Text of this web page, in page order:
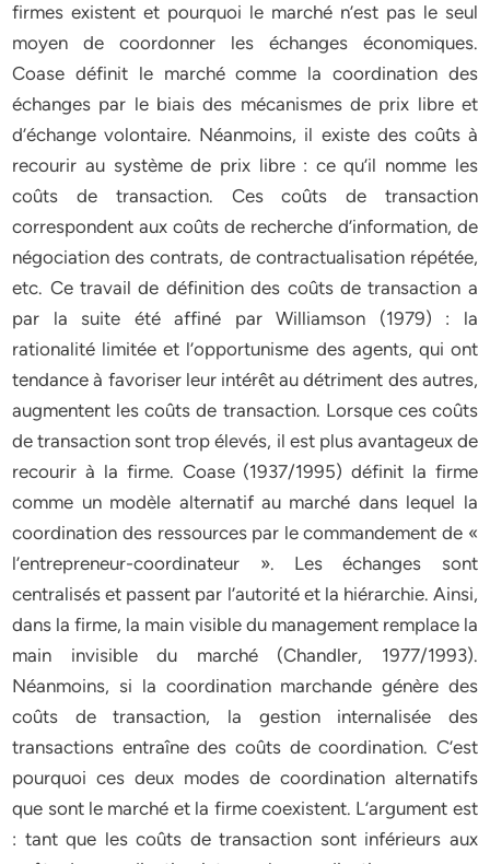
firmes existent et pourquoi le marché n’est pas le seul
moyen de coordonner les échanges économiques.
Coase définit le marché comme la coordination des
échanges par le biais des mécanismes de prix libre et
d’échange volontaire. Néanmoins, il existe des coûts à
recourir au système de prix libre : ce qu’il nomme les
coûts de transaction. Ces coûts de transaction
correspondent aux coûts de recherche d’information, de
négociation des contrats, de contractualisation répétée,
etc. Ce travail de définition des coûts de transaction a
par la suite été affiné par Williamson (1979) : la
rationalité limitée et l’opportunisme des agents, qui ont
tendance à favoriser leur intérêt au détriment des autres,
augmentent les coûts de transaction. Lorsque ces coûts
de transaction sont trop élevés, il est plus avantageux de
recourir à la firme. Coase (1937/1995) définit la firme
comme un modèle alternatif au marché dans lequel la
coordination des ressources par le commandement de «
l’entrepreneur-coordinateur ». Les échanges sont
centralisés et passent par l’autorité et la hiérarchie. Ainsi,
dans la firme, la main visible du management remplace la
main invisible du marché (Chandler, 1977/1993).
Néanmoins, si la coordination marchande génère des
coûts de transaction, la gestion internalisée des
transactions entraîne des coûts de coordination. C’est
pourquoi ces deux modes de coordination alternatifs
que sont le marché et la firme coexistent. L’argument est
: tant que les coûts de transaction sont inférieurs aux